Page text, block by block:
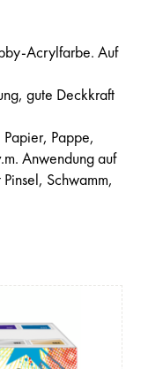
Acrylfarbe. Auf
gute Deckkraft
Pappe,
Anwendung auf
Schwamm,